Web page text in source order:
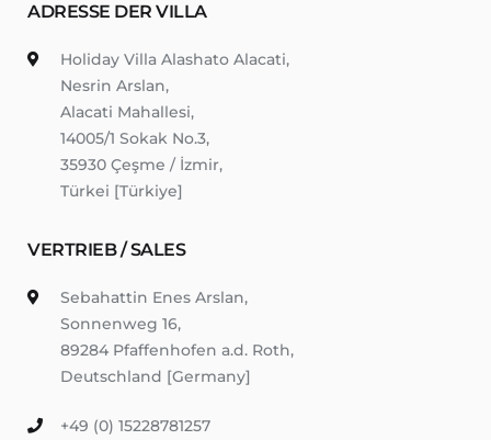
ADRESSE DER VILLA
Holiday Villa Alashato Alacati,
Nesrin Arslan,
Alacati Mahallesi,
14005/1 Sokak No.3,
35930 Çeşme / İzmir,
Türkei [Türkiye]
VERTRIEB / SALES
Sebahattin Enes Arslan,
Sonnenweg 16,
89284 Pfaffenhofen a.d. Roth,
Deutschland [Germany]
+49 (0) 15228781257